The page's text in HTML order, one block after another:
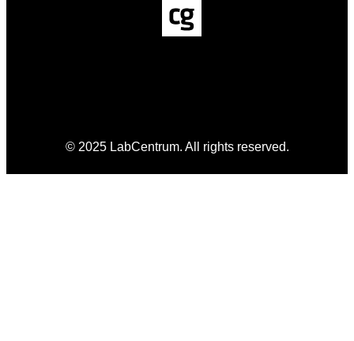
© 2025 LabCentrum. All rights reserved.